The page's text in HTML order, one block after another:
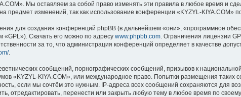
Мы оставляем за собой право изменять эти правила в любое время и
предмет изменений, так как использование конференции «KYZYL-KIYA.COM»
для создания конференций phpBB (в дальнейшем «они», «программное
«GPL»). Скачать его можно по адресу www.phpbb.com. Ограничения лицензии
за то, что администрация конференций определяет в качестве
.
сообщений, порнографических сообщений, призывов к
«KYZYL-KIYA.COM», или международное право. Попытки размещения
если мы сочтём это нужным. IP-адреса всех сообщений сохраняются для
отредактировать, перенести или закрыть любую тему в любое время по